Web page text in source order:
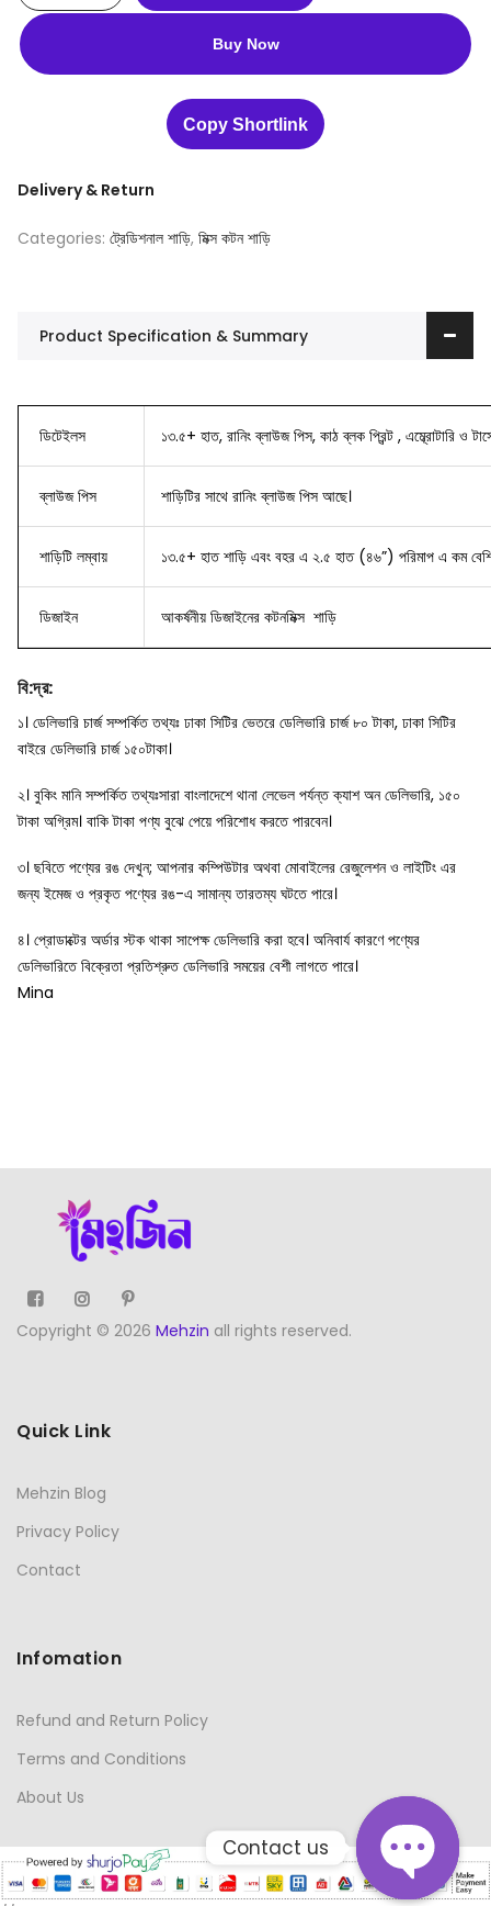
Buy Now
Copy Shortlink
Delivery & Return
Categories: ট্রেডিশনাল শাড়ি, মিক্স কটন শাড়ি
Product Specification & Summary
ডিটেইলস ১৩.৫+ হাত, রানিং ব্লাউজ পিস, কাঠ ব্লক প্রিন্ট , এম্ব্রোটারি ও
ব্লাউজ পিস শাড়িটির সাথে রানিং ব্লাউজ পিস আছে।
শাড়িটি লম্বায় ১৩.৫+ হাত শাড়ি এবং বহর এ ২.৫ হাত (৪৬”) পরিমাপ এ কম
ডিজাইন আকর্ষনীয় ডিজাইনের কটনমিক্স শাড়ি
বি:দ্র:
১। ডেলিভারি চার্জ সম্পর্কিত তথ্যঃ ঢাকা সিটির ভেতরে ডেলিভারি চার্জ ৮০ টাকা, ঢাকা সিটির
বাইরে ডেলিভারি চার্জ ১৫০টাকা।
২। বুকিং মানি সম্পর্কিত তথ্যঃসারা বাংলাদেশে থানা লেভেল পর্যন্ত ক্যাশ অন ডেলিভারি, ১৫০
টাকা অগ্রিম। বাকি টাকা পণ্য বুঝে পেয়ে পরিশোধ করতে পারবেন।
৩। ছবিতে পণ্যের রঙ দেখুন; আপনার কম্পিউটার অথবা মোবাইলের রেজুলেশন ও লাইটিং এর
জন্য ইমেজ ও প্রকৃত পণ্যের রঙ-এ সামান্য তারতম্য ঘটতে পারে।
৪। প্রোডাক্টের অর্ডার স্টক থাকা সাপেক্ষ ডেলিভারি করা হবে। অনিবার্য কারণে পণ্যের
ডেলিভারিতে বিক্রেতা প্রতিশ্রুত ডেলিভারি সময়ের বেশী লাগতে পারে।
Mina
Copyright © 2026 Mehzin all rights reserved.
Quick Link
Mehzin Blog
Privacy Policy
Contact
Infomation
Refund and Return Policy
Terms and Conditions
About Us
Contact us